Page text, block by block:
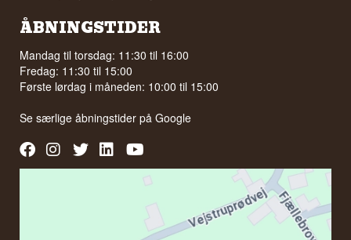
ÅBNINGSTIDER
Mandag til torsdag: 11:30 til 16:00
Fredag: 11:30 til 15:00
Første lørdag i måneden: 10:00 til 15:00
Se særlige åbningstider påGoogle